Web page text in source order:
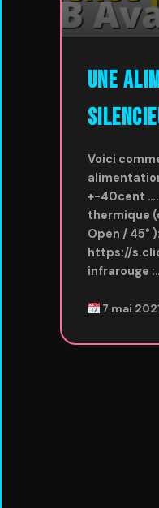
Une
Voici
+-40cent
thermique
Open / 45° ):
https://
infrarouge
7 mai